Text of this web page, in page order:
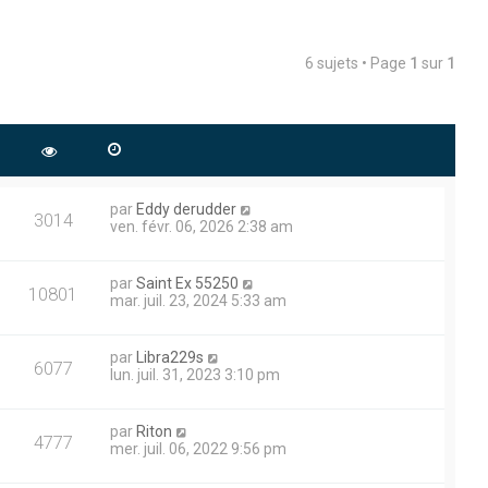
6 sujets • Page 1 sur 1
3014 par Eddy derudder
ven. févr. 06, 2026 2:38 am
10801 parSaint Ex 55250
mar. juil. 23, 2024 5:33 am
6077 par
Libra229s
lun. juil. 31, 2023 3:10 pm
4777 par Riton
mer. juil. 06, 2022 9:56 pm